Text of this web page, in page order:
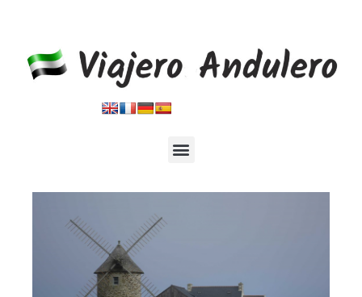
Blog de viajes por el mundo